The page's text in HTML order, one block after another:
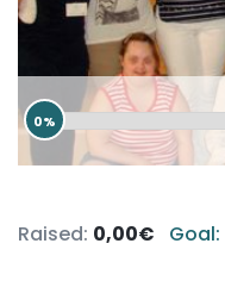
0%
Raised: 0,00€ Goal: